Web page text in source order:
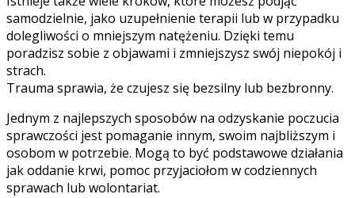
samodzielnie, jako uzupełnienie terapii lub w przypadku
dolegliwości o mniejszym natężeniu. Dzięki temu
poradzisz sobie z objawami i zmniejszysz swój niepokój i
strach.
Trauma sprawia, że ​​czujesz się bezsilny lub bezbronny.
Jednym z najlepszych sposobów na odzyskanie poczucia
sprawczości jest pomaganie innym, swoim najbliższym i
osobom w potrzebie. Mogą to być podstawowe działania
jak oddanie krwi, pomoc przyjaciołom w codziennych
sprawach lub wolontariat.